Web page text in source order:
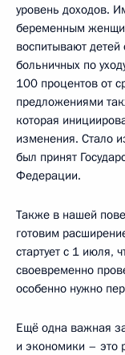
уровень доходов.
беременным
воспитывают
больничных по
100 процентов от
предложениями
которая
изменения. Стало
был принят
Федерации.
Также в нашей
готовим
стартует с 1 июля,
своевременно
особенно нужно
Ещё одна важная
и экономики – это